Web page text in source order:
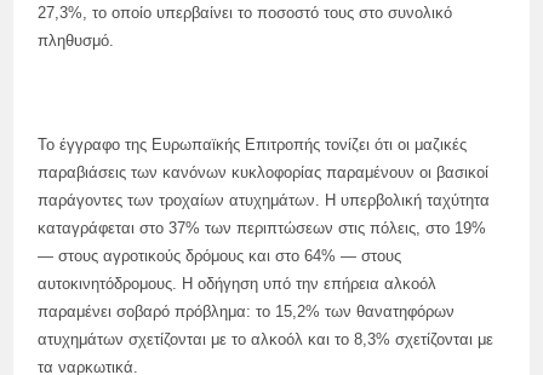
27,3%, το οποίο υπερβαίνει το ποσοστό τους στο συνολικό
πληθυσμό.
Το έγγραφο της Ευρωπαϊκής Επιτροπής τονίζει ότι οι μαζικές
παραβιάσεις των κανόνων κυκλοφορίας παραμένουν οι βασικοί
παράγοντες των τροχαίων ατυχημάτων. Η υπερβολική ταχύτητα
καταγράφεται στο 37% των περιπτώσεων στις πόλεις, στο 19%
— στους αγροτικούς δρόμους και στο 64% — στους
αυτοκινητόδρομους. Η οδήγηση υπό την επήρεια αλκοόλ
παραμένει σοβαρό πρόβλημα: το 15,2% των θανατηφόρων
ατυχημάτων σχετίζονται με το αλκοόλ και το 8,3% σχετίζονται με
τα ναρκωτικά.